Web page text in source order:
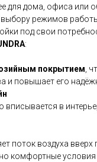
для дома, офиса или
режимов
под свои
:
покрытием,
и повышает его
вписывается в
поток воздуха
комфортные